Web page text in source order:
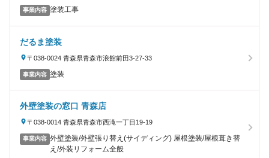
事業内容 塗装工事
だるま塗装
〒038-0024 青森県青森市浪館前田3-27-33
事業内容 塗装
外壁塗装の窓口 青森店
〒038-0014 青森県青森市西滝一丁目19-19
事業内容 外壁塗装/外壁張り替え(サイディング) 屋根塗装/屋根葺き替
え/外装リフォーム全般